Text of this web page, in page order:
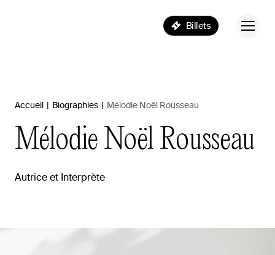
Billets
Accueil | Biographies | Mélodie Noël Rousseau
Mélodie Noël Rousseau
Autrice et Interprète